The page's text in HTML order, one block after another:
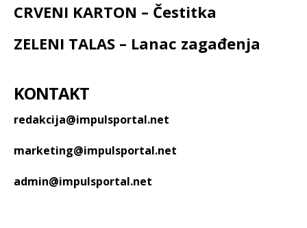
CRVENI KARTON – Čestitka
ZELENI TALAS – Lanac zagađenja
KONTAKT
redakcija@impulsportal.net
marketing@impulsportal.net
admin@impulsportal.net